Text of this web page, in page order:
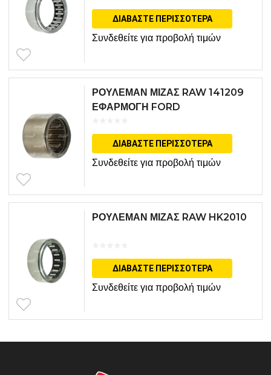
ΔΙΑΒΆΣΤΕ ΠΕΡΙΣΣΌΤΕΡΑ
Συνδεθείτε για προβολή τιμών
ΡΟΥΛΕΜΑΝ ΜΙΖΑΣ RAW 141209
ΕΦΑΡΜΟΓΗ FORD
ΔΙΑΒΆΣΤΕ ΠΕΡΙΣΣΌΤΕΡΑ
Συνδεθείτε για προβολή τιμών
ΡΟΥΛΕΜΑΝ ΜΙΖΑΣ RAW HK2010
ΔΙΑΒΆΣΤΕ ΠΕΡΙΣΣΌΤΕΡΑ
Συνδεθείτε για προβολή τιμών